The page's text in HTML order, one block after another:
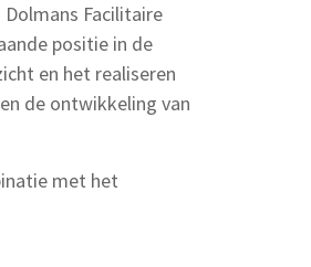
Facilitaire
positie in de
en het realiseren
de ontwikkeling van
met het